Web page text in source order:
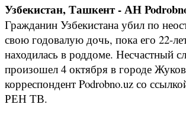
Узбекистан, Ташкент - АН
Гражданин Узбекистана убил по
свою годовалую дочь, пока его 22-
находилась в роддоме. Несчастный
произошел 4 октября в городе
корреспондент Podrobno.uz со
РЕН ТВ.